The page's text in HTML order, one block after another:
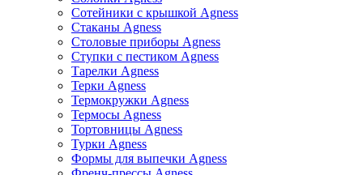
Сотейники с крышкой Agness
Стаканы Agness
Столовые приборы Agness
Ступки с пестиком Agness
Тарелки Agness
Терки Agness
Термокружки Agness
Термосы Agness
Тортовницы Agness
Турки Agness
Формы для выпечки Agness